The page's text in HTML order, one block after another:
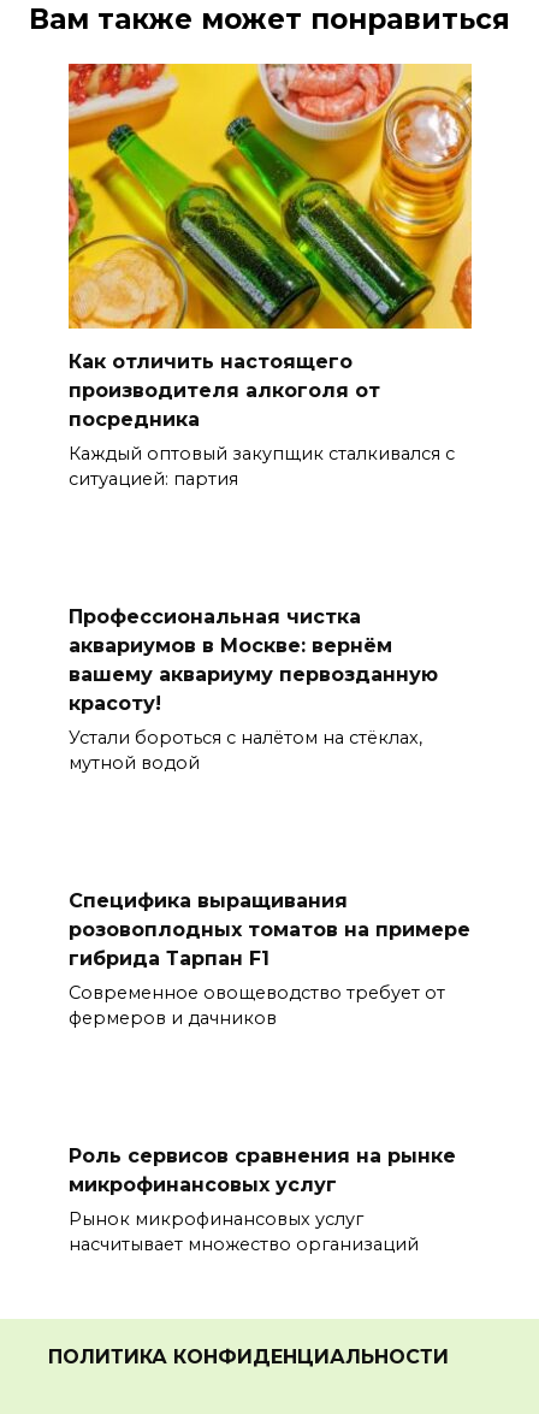
Вам также может понравиться
Как отличить настоящего
производителя алкоголя от
посредника
Каждый оптовый закупщик сталкивался с
ситуацией: партия
Профессиональная чистка
аквариумов в Москве: вернём
вашему аквариуму первозданную
красоту!
Устали бороться с налётом на стёклах,
мутной водой
Специфика выращивания
розовоплодных томатов на примере
гибрида Тарпан F1
Современное овощеводство требует от
фермеров и дачников
Роль сервисов сравнения на рынке
микрофинансовых услуг
Рынок микрофинансовых услуг
насчитывает множество организаций
ПОЛИТИКА КОНФИДЕНЦИАЛЬНОСТИ